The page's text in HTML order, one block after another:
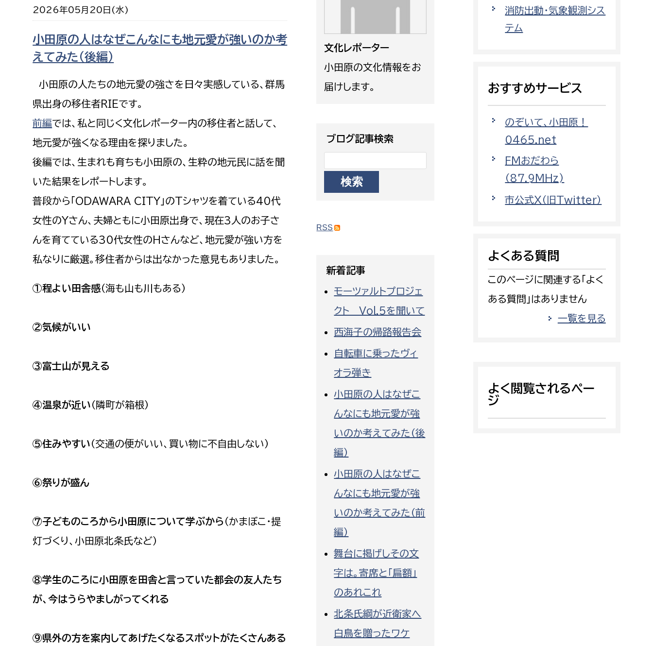
労働者
求職者
外国人
ペット
行政経営
消防
福祉健康部
福祉政策課
生活援護課
障がい福祉課
保険課
健康づくり課
子ども政策課
農政課
水産海浜課
都市部
建築指導課
開発審査課
建設部
土木管理課
道水路整備課
みどり公園課
建築課
会計管理者
患者サポートセンター
病院管理局：経営管理課
消防
消防総務課
警防計画課
消防課
警防第1課
浄水管理課
選挙管理委員会事務局
選挙管理委員会事務局
2026年05月20日(水)
小田原の人はなぜこんなにも地元愛が強いのか考
えてみた（後編）
小田原の人たちの地元愛の強さを日々実感している、群馬
県出身の移住者RIEです。
前編では、私と同じく文化レポーター内の移住者と話して、
地元愛が強くなる理由を探りました。
後編では、生まれも育ちも小田原の、生粋の地元民に話を聞
いた結果をレポートします。
普段から「ODAWARA CITY」のTシャツを着ている40代
女性のYさん、夫婦ともに小田原出身で、現在3人のお子さ
んを育てている30代女性のHさんなど、地元愛が強い方を
私なりに厳選。移住者からは出なかった意見もありました。
①程よい田舎感（海も山も川もある）
②気候がいい
③富士山が見える
④温泉が近い （隣町が箱根）
⑤住みやすい （交通の便がいい、買い物に不自由しない）
⑥祭りが盛ん
⑦子どものころから小田原について学ぶから （かまぼこ・提
灯づくり、小田原北条氏など）
⑧学生のころに小田原を田舎と言っていた都会の友人たち
が、今はうらやましがってくれる
⑨県外の方を案内してあげたくなるスポットがたくさんある
文化レポーター
小田原の文化情報をお
届けします。
ブログ記事検索
RSS
新着記事
モーツァルトプロジェ
クト Vol.5を聞いて
西海子の帰路報告会
自転車に乗ったヴィ
オラ弾き
小田原の人はなぜこ
んなにも地元愛が強
いのか考えてみた（後
編）
小田原の人はなぜこ
んなにも地元愛が強
いのか考えてみた（前
編）
舞台に掲げしその文
字は。寄席と「扁額」
のあれこれ
北条氏綱が近衛家へ
白鳥を贈ったワケ
消防出動・気象観測シス
テム
おすすめサービス
のぞいて、小田原！
0465.net
FMおだわら
（87.9MHz)
市公式X（旧Twitter）
よくある質問
このページに関連する「よく
ある質問」はありません
一覧を見る
よく閲覧されるペー
ジ